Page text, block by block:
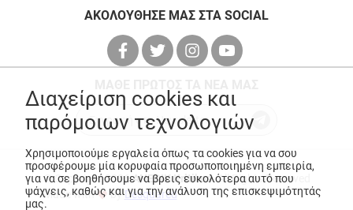
ΑΚΟΛΟΥΘΗΣΕ ΜΑΣ ΣΤΑ SOCIAL
© Copyright 2026ANEDIK Kritikos. All Rights Reserved
Made with
byDesquared
Διαχείριση cookies και
παρόμοιων τεχνολογιών
Χρησιμοποιούμε εργαλεία όπως τα cookies για να σου
προσφέρουμε μία κορυφαία προσωποποιημένη εμπειρία,
για να σε βοηθήσουμε να βρεις ευκολότερα αυτό που
ψάχνεις, καθώς και για την ανάλυση της επισκεψιμότητάς
μας.